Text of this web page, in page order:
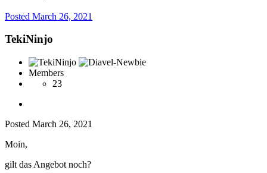
Posted March 26, 2021
TekiNinjo
Members
23
Posted March 26, 2021
Moin,
gilt das Angebot noch?